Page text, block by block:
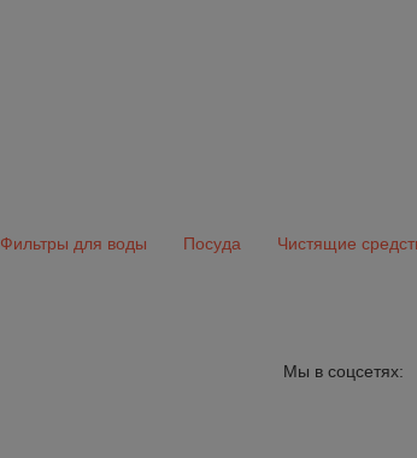
Фильтры для воды Посуда Чистящие
Мы в соцсетях: